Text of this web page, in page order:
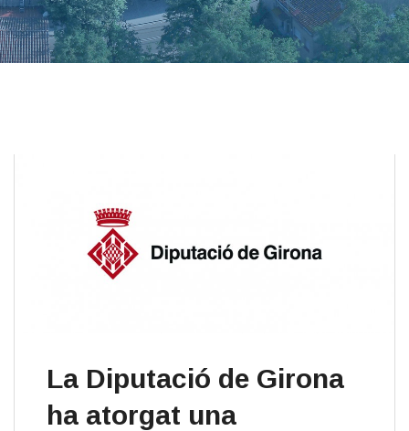
La Diputació de Girona
ha atorgat una